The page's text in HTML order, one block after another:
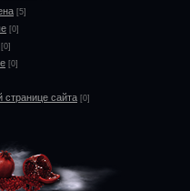
[5]
[0]
[0]
[0]
странице сайта [0]